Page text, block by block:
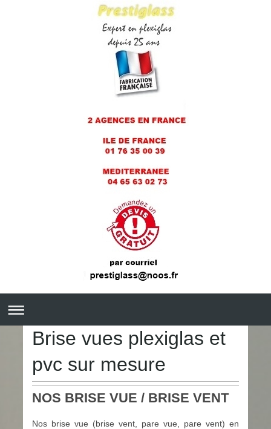
Brise vues plexiglas et
pvc sur mesure
NOS BRISE VUE / BRISE VENT
Nos brise vue (brise vent, pare vue, pare vent) en